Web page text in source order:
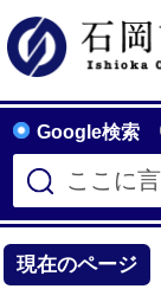
Google検索
現在のページ